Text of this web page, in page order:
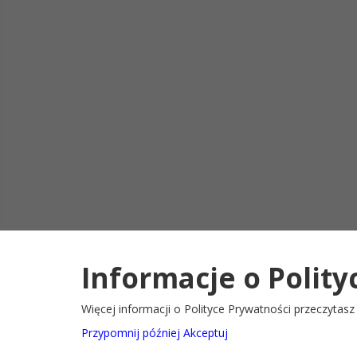
2022@ Oficjalny serwis internetowy Gminy Ryglice Deklaracja
Informacje o
Więcej informacji o Polityce Prywatności przeczytasz
Przypomnij później Akceptuj